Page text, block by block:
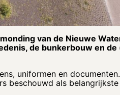
van de Nieuwe
de bunkerbouw en
uniformen en
als